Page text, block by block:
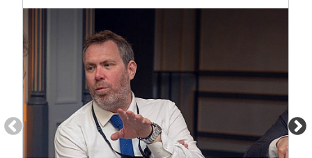
Médias
groupe
Blogs
Prémium
Inscription
annuaire
pro